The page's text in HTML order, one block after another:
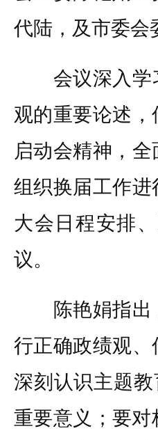
代陆，及市委会
会议深入学习
观的重要论述
启动会精神，
组织换届工作
大会日程安排
议。
陈艳娟指出，
行正确政绩观
深刻认识主题
重要意义；要